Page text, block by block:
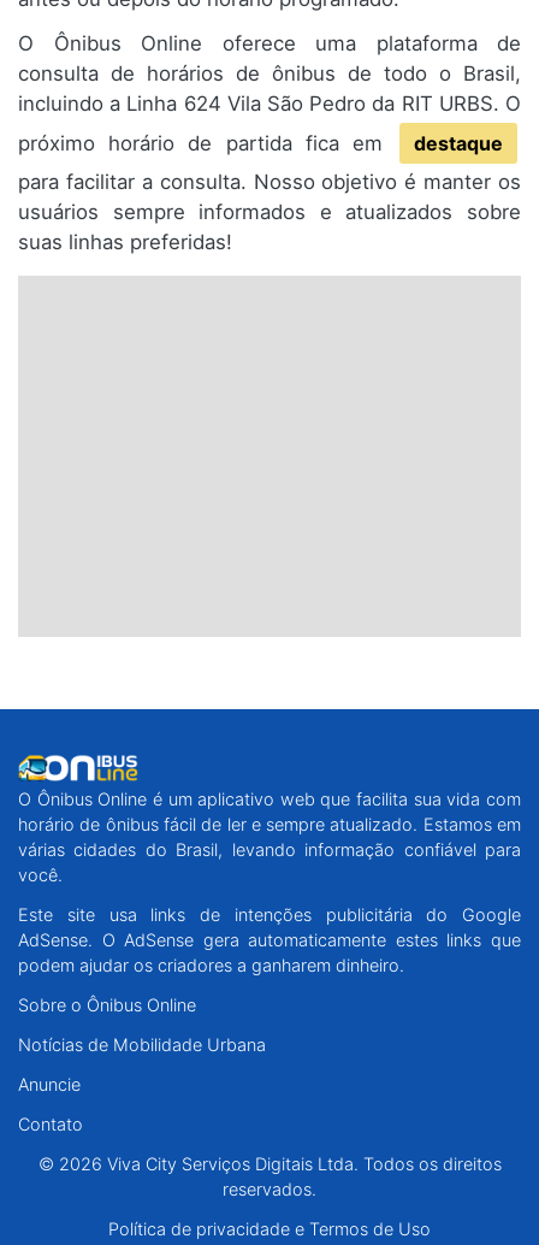
O Ônibus Online oferece uma plataforma de
consulta de horários de ônibus de todo o Brasil,
incluindo a Linha 624 Vila São Pedro da RIT URBS. O
próximo horário de partida fica em
destaque
para facilitar a consulta. Nosso objetivo é manter os
usuários sempre informados e atualizados sobre
suas linhas preferidas!
O Ônibus Online é um aplicativo web que facilita sua vida com
horário de ônibus fácil de ler e sempre atualizado. Estamos em
várias cidades do Brasil, levando informação confiável para
você.
Este site usa links de intenções publicitária do Google
AdSense. O AdSense gera automaticamente estes links que
podem ajudar os criadores a ganharem dinheiro.
Sobre o Ônibus Online
Notícias de Mobilidade Urbana
Anuncie
Contato
© 2026 Viva City Serviços Digitais Ltda. Todos os direitos
reservados.
Política de privacidade e Termos de Uso